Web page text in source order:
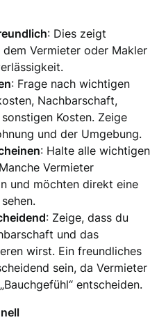
: Dies zeigt
Vermieter oder Makler
: Frage nach wichtigen
Nachbarschaft,
Kosten. Zeige
und der Umgebung.
: Halte alle wichtigen
Vermieter
und möchten direkt eine
: Zeige, dass du
und das
wirst. Ein freundliches
sein, da Vermieter
entscheiden.